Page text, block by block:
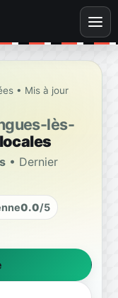
• Mis à jour
lès-
• Dernier
0.0/5